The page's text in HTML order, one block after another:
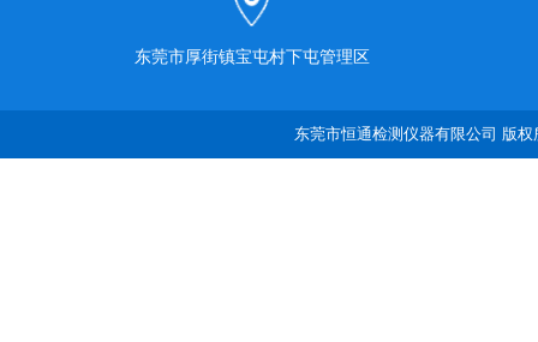
东莞市厚街镇宝屯村下屯管理区
东莞市恒通检测仪器有限公司 版